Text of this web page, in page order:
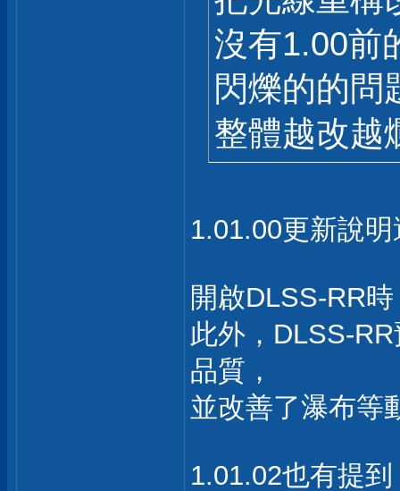
沒有1.00前
閃爍的的問
整體越改越
1.01.00更新說
開啟DLSS-RR
此外，DLSS-
品質，
並改善了瀑布等
1.01.02也有提到